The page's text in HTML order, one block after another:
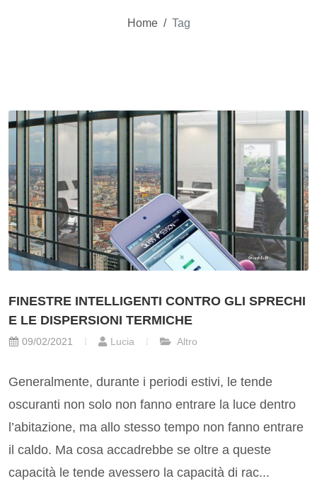
Home / Tag
FINESTRE INTELLIGENTI CONTRO GLI SPRECHI
E LE DISPERSIONI TERMICHE
09/02/2021 Lucia Altro
Generalmente, durante i periodi estivi, le tende
oscuranti non solo non fanno entrare la luce dentro
l’abitazione, ma allo stesso tempo non fanno entrare
il caldo. Ma cosa accadrebbe se oltre a queste
capacità le tende avessero la capacità di rac...